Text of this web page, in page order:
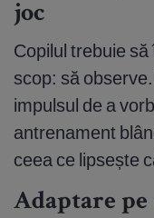
joc
Copilul trebuie
scop: să
impulsul de a
antrenament
ceea ce lipsește
Adaptare